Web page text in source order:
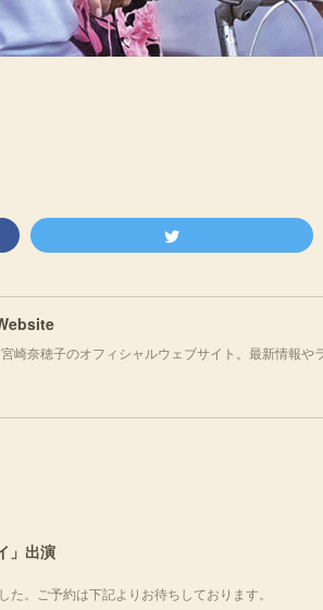
崎奈穂子のオフィシャルウェブサイト。最新情報や
」出演
。ご予約は下記よりお待ちしております。